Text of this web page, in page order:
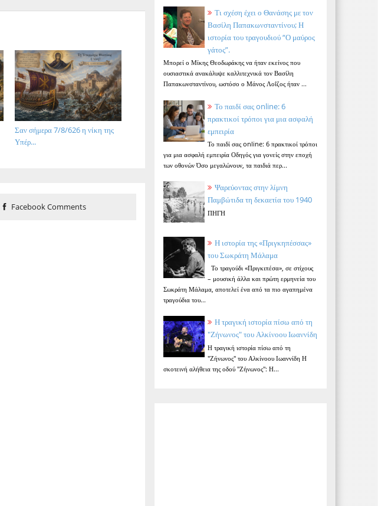
Σαν σήμερα 7/8/626 η νίκη της
Υπέρ...
Facebook Comments
Τι σχέση έχει ο Θανάσης με τον
Βασίλη Παπακωνσταντίνου; Η
ιστορία του τραγουδιού “Ο μαύρος
γάτος”.
Μπορεί ο Μίκης Θεοδωράκης να ήταν εκείνος που
ουσιαστικά ανακάλυψε καλλιτεχνικά τον Βασίλη
Παπακωνσταντίνου, ωστόσο ο Μάνος Λοΐζος ήταν ...
Το παιδί σας online: 6
πρακτικοί τρόποι για μια ασφαλή
εμπειρία
Το παιδί σας online: 6 πρακτικοί τρόποι
για μια ασφαλή εμπειρία Οδηγός για γονείς στην εποχή
των οθονών Όσο μεγαλώνουν, τα παιδιά περ...
Ψαρεύοντας στην λίμνη
Παμβώτιδα τη δεκαετία του 1940
ΠΗΓΗ
Η ιστορία της «Πριγκηπέσσας»
του Σωκράτη Μάλαμα
Το τραγούδι «Πριγκιπέσα», σε στίχους
– μουσική άλλα και πρώτη ερμηνεία του
Σωκράτη Μάλαμα, αποτελεί ένα από τα πιο αγαπημένα
τραγούδια του...
Η τραγική ιστορία πίσω από τη
"Ζήνωνος" του Αλκίνοου Ιωαννίδη
Η τραγική ιστορία πίσω από τη
"Ζήνωνος" του Αλκίνοου Ιωαννίδη Η
σκοτεινή αλήθεια της οδού "Ζήνωνος": Η...